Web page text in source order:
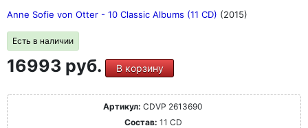
Anne Sofie von Otter - 10 Classic Albums (11 CD) (2015)
Есть в наличии
16993 руб. В корзину
Артикул: CDVP 2613690
Состав: 11 CD